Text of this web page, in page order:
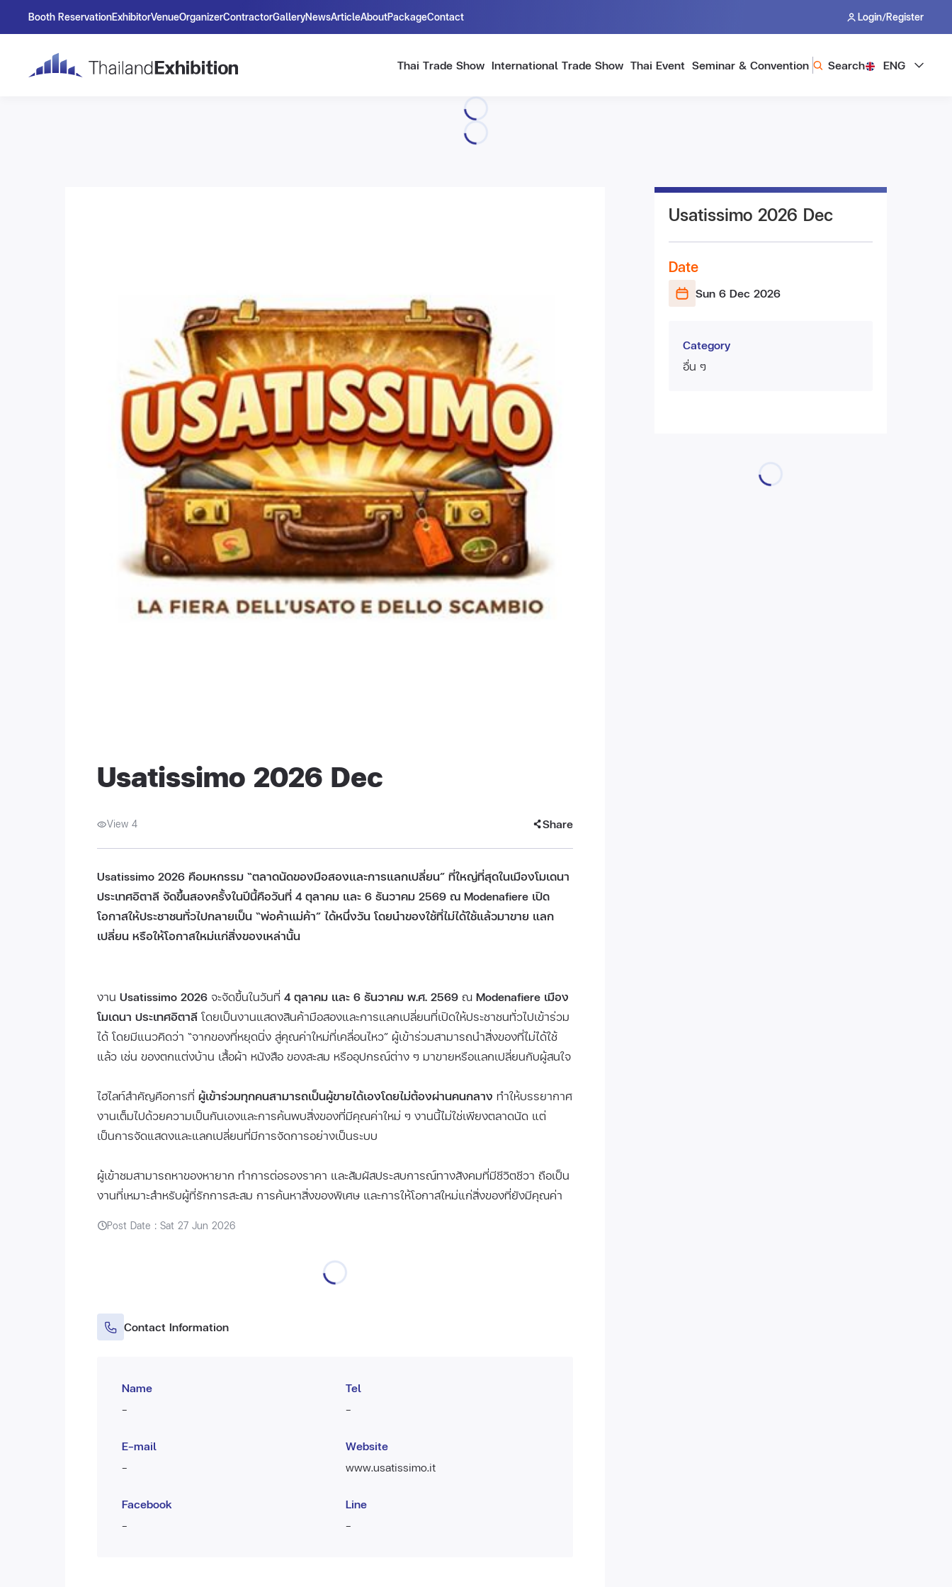
Booth ReservationExhibitorVenueOrganizerContractorGalleryNewsArticleAboutPackageContact Login/Register
Thai Trade Show International Trade Show Thai Event Seminar & Convention Search ENG
Usatissimo 2026 Dec
Date
Sun 6 Dec 2026
Category
อื่น ๆ
Usatissimo 2026 Dec
View 4 Share
Usatissimo 2026 คือมหกรรม “ตลาดนัดของมือสองและการแลกเปลี่ยน” ที่ใหญ่ที่สุดในเมืองโมเดนา
ประเทศอิตาลี จัดขึ้นสองครั้งในปีนี้คือวันที่ 4 ตุลาคม และ 6 ธันวาคม 2569 ณ Modenafiere เปิด
โอกาสให้ประชาชนทั่วไปกลายเป็น “พ่อค้าแม่ค้า” ได้หนึ่งวัน โดยนำของใช้ที่ไม่ได้ใช้แล้วมาขาย แลก
เปลี่ยน หรือให้โอกาสใหม่แก่สิ่งของเหล่านั้น
งาน Usatissimo 2026 จะจัดขึ้นในวันที่ 4 ตุลาคม และ 6 ธันวาคม พ.ศ. 2569 ณ Modenafiere เมือง
โมเดนา ประเทศอิตาลี โดยเป็นงานแสดงสินค้ามือสองและการแลกเปลี่ยนที่เปิดให้ประชาชนทั่วไปเข้าร่วม
ได้ โดยมีแนวคิดว่า “จากของที่หยุดนิ่ง สู่คุณค่าใหม่ที่เคลื่อนไหว” ผู้เข้าร่วมสามารถนำสิ่งของที่ไม่ได้ใช้
แล้ว เช่น ของตกแต่งบ้าน เสื้อผ้า หนังสือ ของสะสม หรืออุปกรณ์ต่าง ๆ มาขายหรือแลกเปลี่ยนกับผู้สนใจ
ไฮไลท์สำคัญคือการที่ ผู้เข้าร่วมทุกคนสามารถเป็นผู้ขายได้เองโดยไม่ต้องผ่านคนกลาง ทำให้บรรยากาศ
งานเต็มไปด้วยความเป็นกันเองและการค้นพบสิ่งของที่มีคุณค่าใหม่ ๆ งานนี้ไม่ใช่เพียงตลาดนัด แต่
เป็นการจัดแสดงและแลกเปลี่ยนที่มีการจัดการอย่างเป็นระบบ
ผู้เข้าชมสามารถหาของหายาก ทำการต่อรองราคา และสัมผัสประสบการณ์ทางสังคมที่มีชีวิตชีวา ถือเป็น
งานที่เหมาะสำหรับผู้ที่รักการสะสม การค้นหาสิ่งของพิเศษ และการให้โอกาสใหม่แก่สิ่งของที่ยังมีคุณค่า
Post Date : Sat 27 Jun 2026
Contact Information
Name
-
Tel
-
E-mail
-
Website
www.usatissimo.it
Facebook
-
Line
-